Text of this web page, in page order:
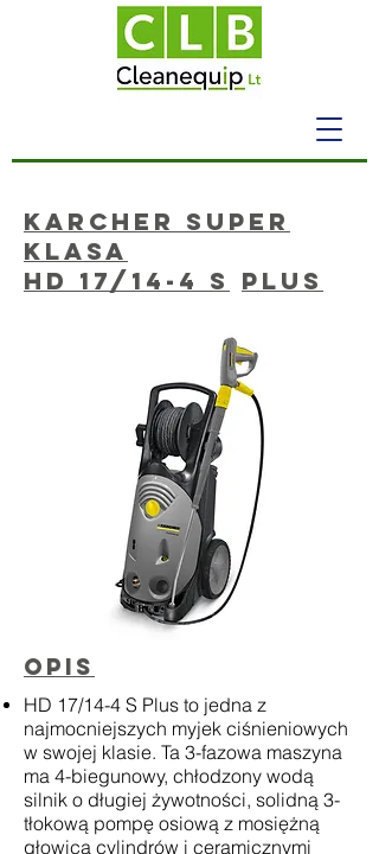
Karcher super
klasa
HD 17/14-4 s
plus
opis
HD 17/14-4 S Plus to jedna z
najmocniejszych myjek ciśnieniowych
w swojej klasie. Ta 3-fazowa maszyna
ma 4-biegunowy, chłodzony wodą
silnik o długiej żywotności, solidną 3-
tłokową pompę osiową z mosiężną
głowicą cylindrów i ceramicznymi